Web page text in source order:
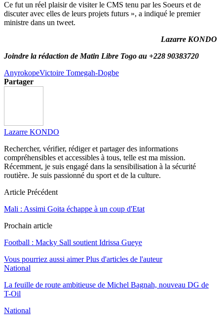
Ce fut un réel plaisir de visiter le CMS tenu par les Soeurs et de
discuter avec elles de leurs projets futurs », a indiqué le premier
ministre dans un tweet.
Lazarre KONDO
Joindre la rédaction de Matin Libre Togo au +228 90383720
AnyrokopeVictoire Tomegah-Dogbe
Partager
Lazarre KONDO
Rechercher, vérifier, rédiger et partager des informations
compréhensibles et accessibles à tous, telle est ma mission.
Récemment, je suis engagé dans la sensibilisation à la sécurité
routière. Je suis passionné du sport et de la culture.
Article Précédent
Mali : Assimi Goita échappe à un coup d'Etat
Prochain article
Football : Macky Sall soutient Idrissa Gueye
Vous pourriez aussi aimer Plus d'articles de l'auteur
National
La feuille de route ambitieuse de Michel Bagnah, nouveau DG de
T-Oil
National